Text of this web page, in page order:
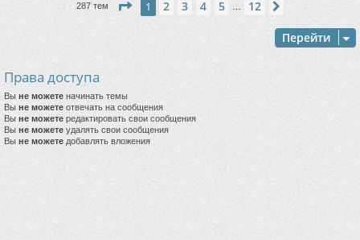
287 тем Страница из 12
1 2 3 4 5 12
Перейти
Права доступа
Вы не можете начинать темы
Вы не можете отвечать на сообщения
Вы не можете редактировать свои сообщения
Вы не можете удалять свои сообщения
Вы не можете добавлять вложения